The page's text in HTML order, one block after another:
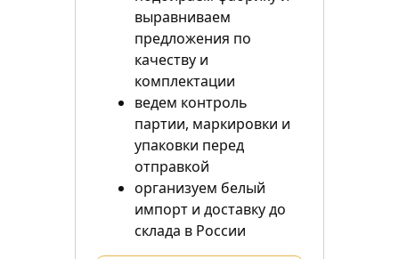
выравниваем
предложения по
качеству и
комплектации
ведем контроль
партии, маркировки и
упаковки перед
отправкой
организуем белый
импорт и доставку до
склада в России